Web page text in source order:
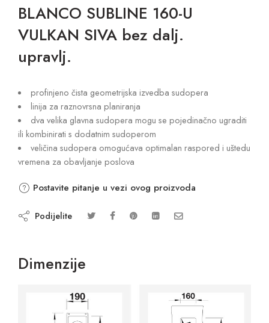
BLANCO SUBLINE 160-U
VULKAN SIVA bez dalj.
upravlj.
profinjeno čista geometrijska izvedba sudopera
linija za raznovrsna planiranja
dva velika glavna sudopera mogu se pojedinačno ugraditi
ili kombinirati s dodatnim sudoperom
veličina sudopera omogućava optimalan raspored i uštedu
vremena za obavljanje poslova
Postavite pitanje u vezi ovog proizvoda
Podijelite
Dimenzije